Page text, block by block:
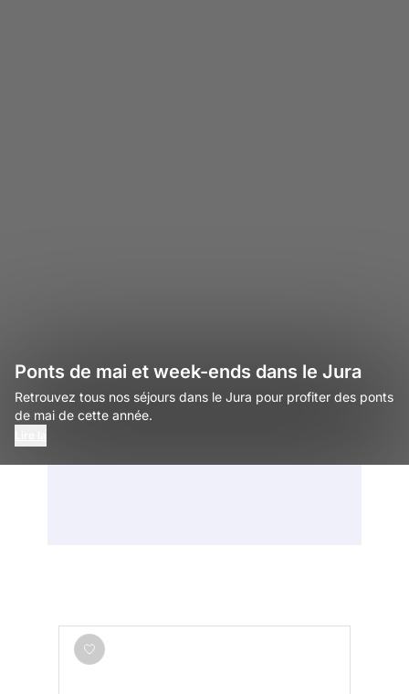
Ponts de mai et week-ends dans le Jura
Retrouvez tous nos séjours dans le Jura pour profiter des ponts
de mai de cette année.